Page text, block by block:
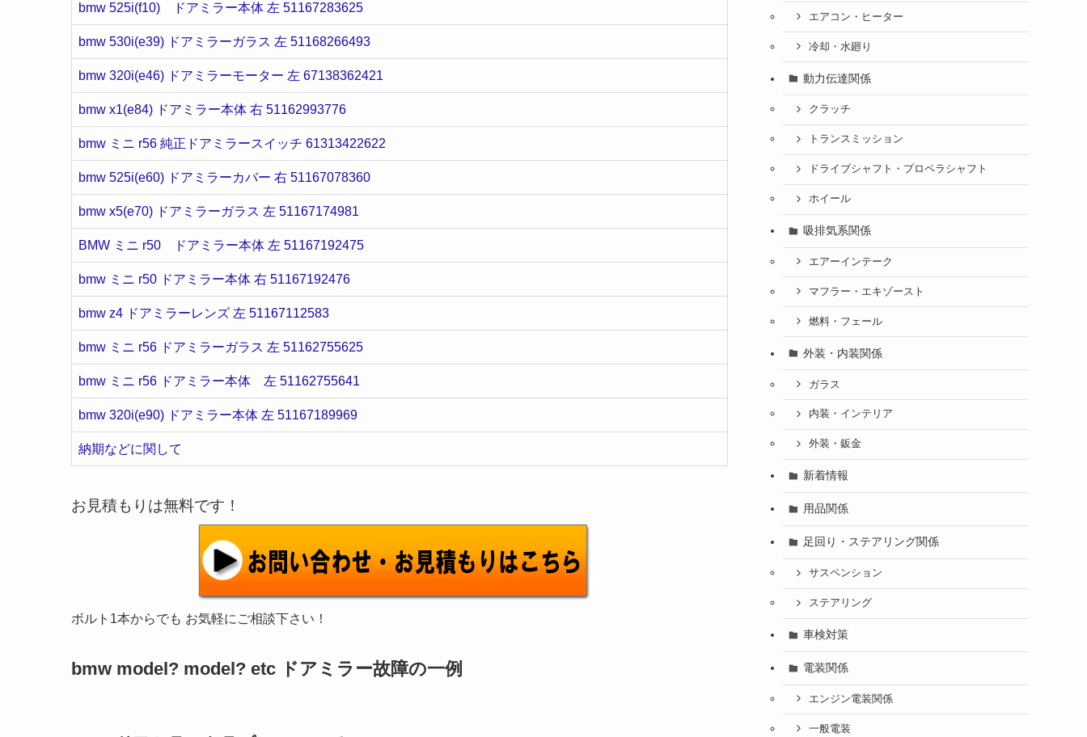
bmw 525i(f10) ドアミラー本体 左 51167283625
bmw 530i(e39) ドアミラーガラス 左 51168266493
bmw 320i(e46) ドアミラーモーター 左 67138362421
bmw x1(e84) ドアミラー本体 右 51162993776
bmw ミニ r56 純正ドアミラースイッチ 61313422622
bmw 525i(e60) ドアミラーカバー 右 51167078360
bmw x5(e70) ドアミラーガラス 左 51167174981
BMW ミニ r50 ドアミラー本体 左 51167192475
bmw ミニ r50 ドアミラー本体 右 51167192476
bmw z4 ドアミラーレンズ 左 51167112583
bmw ミニ r56 ドアミラーガラス 左 51162755625
bmw ミニ r56 ドアミラー本体 左 51162755641
bmw 320i(e90) ドアミラー本体 左 51167189969
納期などに関して
お見積もりは無料です！
ボルト1本からでも お気軽にご相談下さい！
bmw model? model? etc ドアミラー故障の一例
エアコン・ヒーター
冷却・水廻り
動力伝達関係
クラッチ
トランスミッション
ドライブシャフト・プロペラシャフト
ホイール
吸排気系関係
エアーインテーク
マフラー・エキゾースト
燃料・フェール
外装・内装関係
ガラス
内装・インテリア
外装・鈑金
新着情報
用品関係
足回り・ステアリング関係
サスペンション
ステアリング
車検対策
電装関係
エンジン電装関係
一般電装